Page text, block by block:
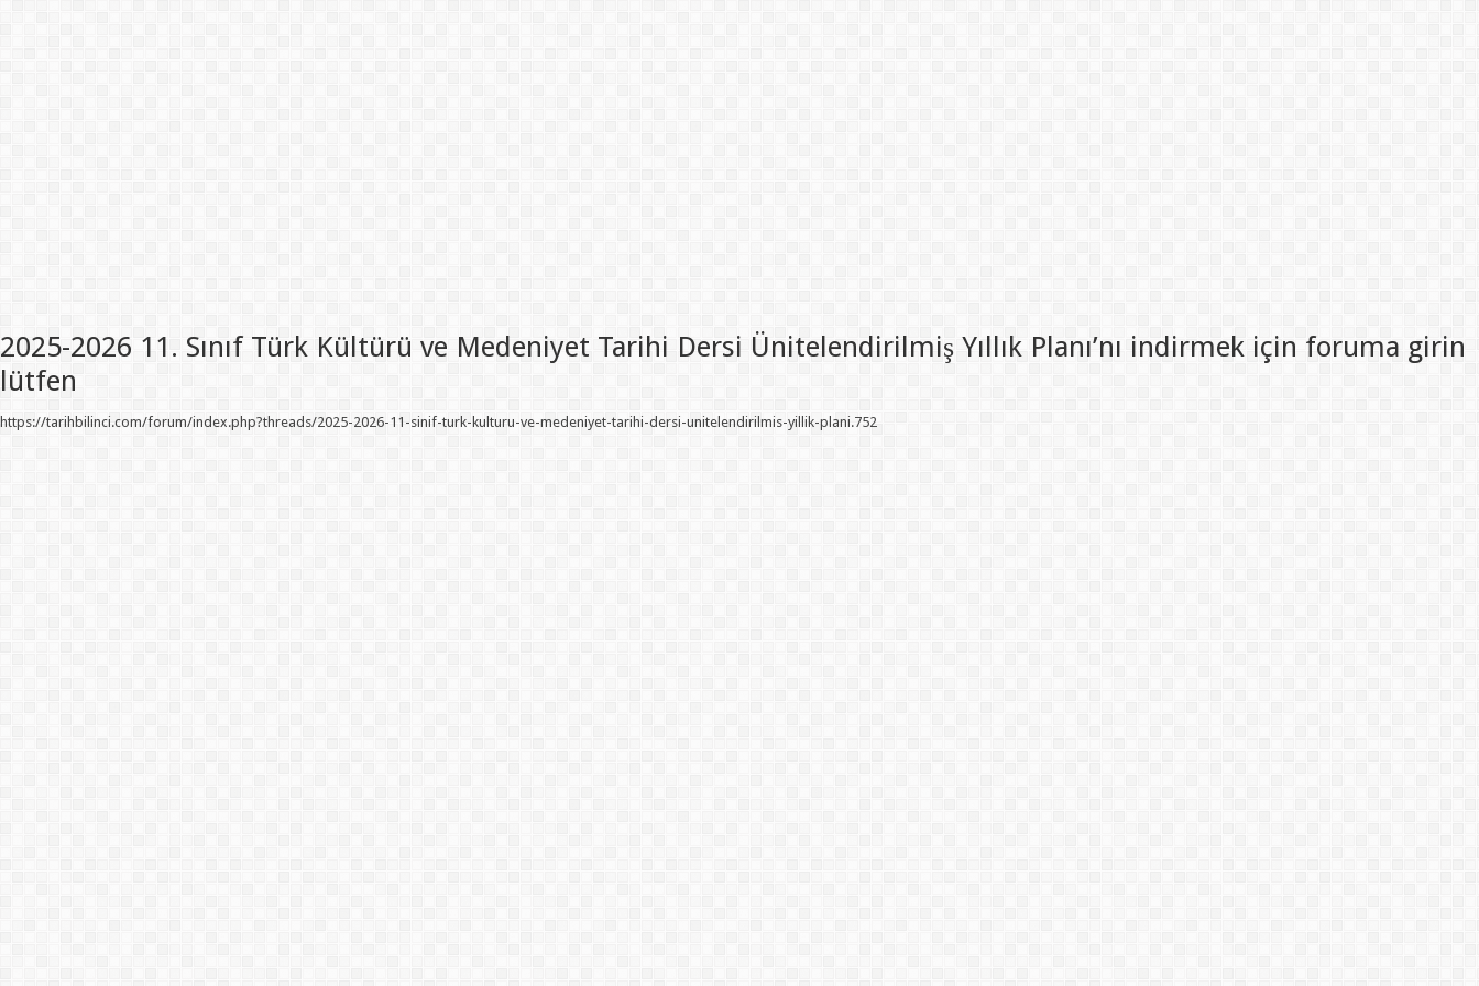
2025-2026 11. Sınıf Türk Kültürü ve Medeniyet Tarihi Dersi Ünitelendirilmiş Yıllık Planı’nı indirmek için foruma girin
lütfen
https://tarihbilinci.com/forum/index.php?threads/2025-2026-11-sinif-turk-kulturu-ve-medeniyet-tarihi-dersi-unitelendirilmis-yillik-plani.752